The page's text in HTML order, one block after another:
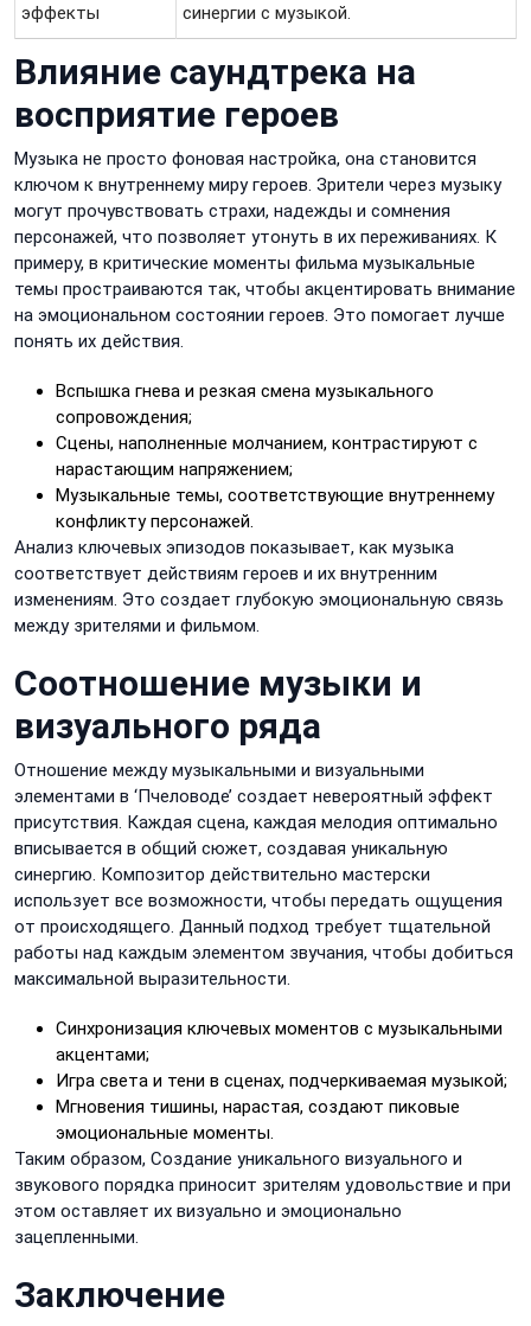
эффекты синергии с музыкой.
Влияние саундтрека на
восприятие героев
Музыка не просто фоновая настройка, она становится
ключом к внутреннему миру героев. Зрители через музыку
могут прочувствовать страхи, надежды и сомнения
персонажей, что позволяет утонуть в их переживаниях. К
примеру, в критические моменты фильма музыкальные
темы простраиваются так, чтобы акцентировать внимание
на эмоциональном состоянии героев. Это помогает лучше
понять их действия.
Вспышка гнева и резкая смена музыкального
сопровождения;
Сцены, наполненные молчанием, контрастируют с
нарастающим напряжением;
Музыкальные темы, соответствующие внутреннему
конфликту персонажей.
Анализ ключевых эпизодов показывает, как музыка
соответствует действиям героев и их внутренним
изменениям. Это создает глубокую эмоциональную связь
между зрителями и фильмом.
Соотношение музыки и
визуального ряда
Отношение между музыкальными и визуальными
элементами в ‘Пчеловоде’ создает невероятный эффект
присутствия. Каждая сцена, каждая мелодия оптимально
вписывается в общий сюжет, создавая уникальную
синергию. Композитор действительно мастерски
использует все возможности, чтобы передать ощущения
от происходящего. Данный подход требует тщательной
работы над каждым элементом звучания, чтобы добиться
максимальной выразительности.
Синхронизация ключевых моментов с музыкальными
акцентами;
Игра света и тени в сценах, подчеркиваемая музыкой;
Мгновения тишины, нарастая, создают пиковые
эмоциональные моменты.
Таким образом, Создание уникального визуального и
звукового порядка приносит зрителям удовольствие и при
этом оставляет их визуально и эмоционально
зацепленными.
Заключение